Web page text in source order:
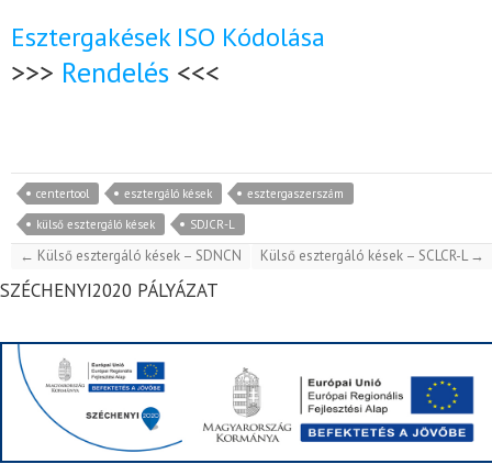
Esztergakések ISO Kódolása
>>> Rendelés <<<
centertool esztergáló kések
esztergaszerszám
külső esztergáló kések
SDJCR-L
← Külső esztergáló kések – SDNCN Külső esztergáló kések – SCLCR-L→
SZÉCHENYI2020 PÁLYÁZAT